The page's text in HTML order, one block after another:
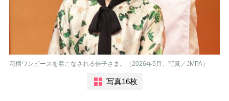
花柄ワンピースを着こなされる佳子さま。（2026年5月、写真／JMPA）
写真16枚